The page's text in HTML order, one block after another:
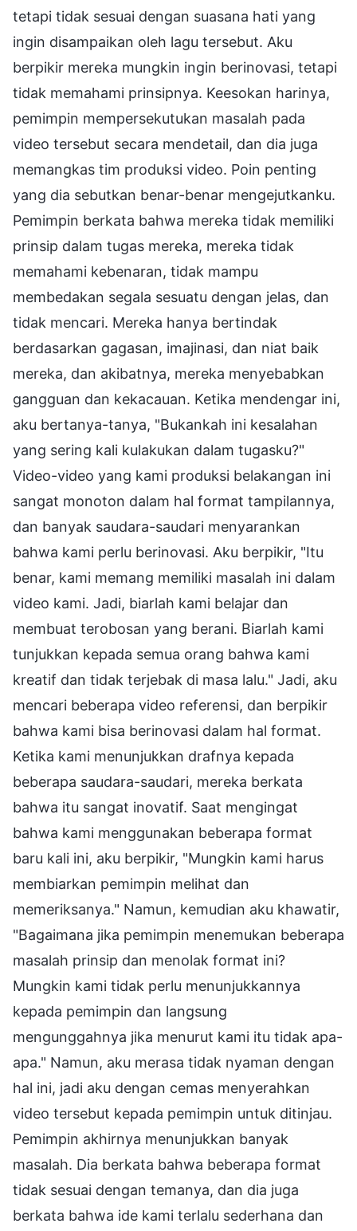
tetapi tidak sesuai dengan suasana hati yang
ingin disampaikan oleh lagu tersebut. Aku
berpikir mereka mungkin ingin berinovasi, tetapi
tidak memahami prinsipnya. Keesokan harinya,
pemimpin mempersekutukan masalah pada
video tersebut secara mendetail, dan dia juga
memangkas tim produksi video. Poin penting
yang dia sebutkan benar-benar mengejutkanku.
Pemimpin berkata bahwa mereka tidak memiliki
prinsip dalam tugas mereka, mereka tidak
memahami kebenaran, tidak mampu
membedakan segala sesuatu dengan jelas, dan
tidak mencari. Mereka hanya bertindak
berdasarkan gagasan, imajinasi, dan niat baik
mereka, dan akibatnya, mereka menyebabkan
gangguan dan kekacauan. Ketika mendengar ini,
aku bertanya-tanya, "Bukankah ini kesalahan
yang sering kali kulakukan dalam tugasku?"
Video-video yang kami produksi belakangan ini
sangat monoton dalam hal format tampilannya,
dan banyak saudara-saudari menyarankan
bahwa kami perlu berinovasi. Aku berpikir, "Itu
benar, kami memang memiliki masalah ini dalam
video kami. Jadi, biarlah kami belajar dan
membuat terobosan yang berani. Biarlah kami
tunjukkan kepada semua orang bahwa kami
kreatif dan tidak terjebak di masa lalu." Jadi, aku
mencari beberapa video referensi, dan berpikir
bahwa kami bisa berinovasi dalam hal format.
Ketika kami menunjukkan drafnya kepada
beberapa saudara-saudari, mereka berkata
bahwa itu sangat inovatif. Saat mengingat
bahwa kami menggunakan beberapa format
baru kali ini, aku berpikir, "Mungkin kami harus
membiarkan pemimpin melihat dan
memeriksanya." Namun, kemudian aku khawatir,
"Bagaimana jika pemimpin menemukan beberapa
masalah prinsip dan menolak format ini?
Mungkin kami tidak perlu menunjukkannya
kepada pemimpin dan langsung
mengunggahnya jika menurut kami itu tidak apa-
apa." Namun, aku merasa tidak nyaman dengan
hal ini, jadi aku dengan cemas menyerahkan
video tersebut kepada pemimpin untuk ditinjau.
Pemimpin akhirnya menunjukkan banyak
masalah. Dia berkata bahwa beberapa format
tidak sesuai dengan temanya, dan dia juga
berkata bahwa ide kami terlalu sederhana dan